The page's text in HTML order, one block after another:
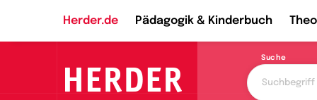
Herder.de Pädagogik & Kinderbuch
Suche